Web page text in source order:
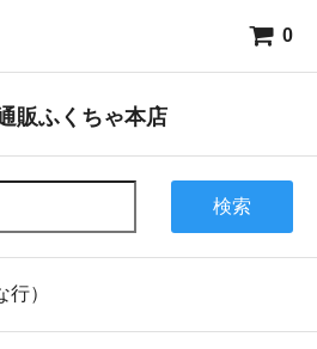
0
販ふくちゃ本店
検索
）